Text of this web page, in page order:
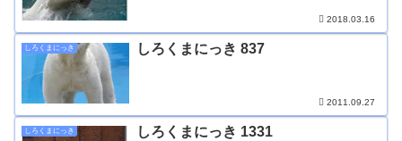
2018.03.16
しろくまにっき しろくまにっき 837
2011.09.27
しろくまにっき しろくまにっき 1331